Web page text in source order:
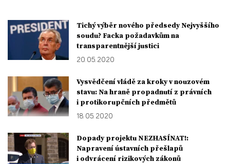
Tichý výběr nového předsedy Nejvyššího
soudu? Facka požadavkům na
transparentnější justici
20. 05. 2020
Vysvědčení vládě za kroky v nouzovém
stavu: Na hraně propadnutí z právních
i protikorupčních předmětů
18. 05. 2020
Dopady projektu NEZHASÍNAT!:
Napravení ústavních přešlapů
i odvrácení rizikových zákonů